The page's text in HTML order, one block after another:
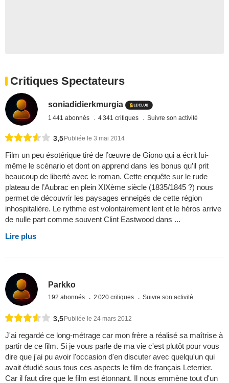
Critiques Spectateurs
soniadidierkmurgia
1 441 abonnés 4 341 critiques Suivre son activité
3,5 Publiée le 3 mai 2014
Film un peu ésotérique tiré de l’œuvre de Giono qui a écrit lui-
même le scénario et dont on apprend dans les bonus qu’il prit
beaucoup de liberté avec le roman. Cette enquête sur le rude
plateau de l’Aubrac en plein XIXème siècle (1835/1845 ?) nous
permet de découvrir les paysages enneigés de cette région
inhospitalière. Le rythme est volontairement lent et le héros arrive
de nulle part comme souvent Clint Eastwood dans ...
Lire plus
Parkko
192 abonnés 2 020 critiques Suivre son activité
3,5Publiée le 24 mars 2012
J'ai regardé ce long-métrage car mon frère a réalisé sa maîtrise à
partir de ce film. Si je vous parle de ma vie c'est plutôt pour vous
dire que j'ai pu avoir l'occasion d'en discuter avec quelqu'un qui
avait étudié sous tous ces aspects le film de français Leterrier.
Car il faut dire que le film est étonnant. Il nous emmène tout d'un